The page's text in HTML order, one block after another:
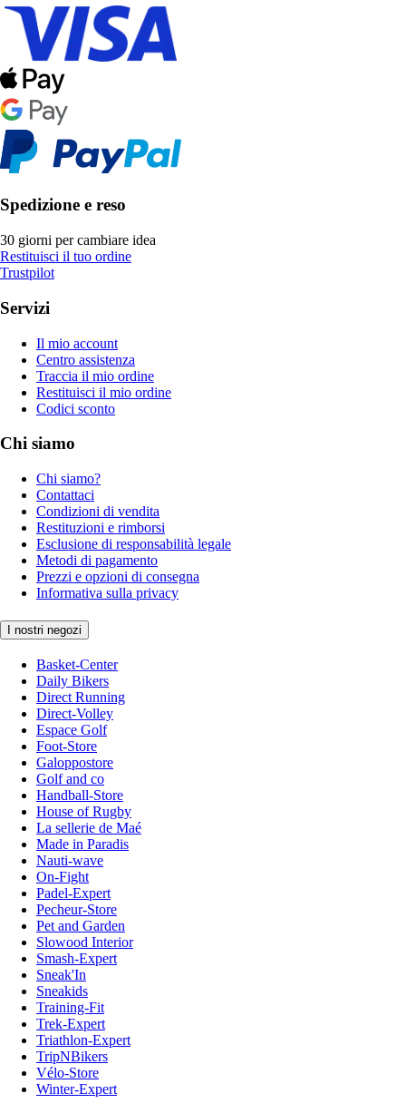
Spedizione e reso
30 giorni per cambiare idea
Restituisci il tuo ordine
Trustpilot
Servizi
Il mio account
Centro assistenza
Traccia il mio ordine
Restituisci il mio ordine
Codici sconto
Chi siamo
Chi siamo?
Contattaci
Condizioni di vendita
Restituzioni e rimborsi
Esclusione di responsabilità legale
Metodi di pagamento
Prezzi e opzioni di consegna
Informativa sulla privacy
I nostri negozi
Basket-Center
Daily Bikers
Direct Running
Direct-Volley
Espace Golf
Foot-Store
Galoppostore
Golf and co
Handball-Store
House of Rugby
La sellerie de Maé
Made in Paradis
Nauti-wave
On-Fight
Padel-Expert
Pecheur-Store
Pet and Garden
Slowood Interior
Smash-Expert
Sneak'In
Sneakids
Training-Fit
Trek-Expert
Triathlon-Expert
TripNBikers
Vélo-Store
Winter-Expert